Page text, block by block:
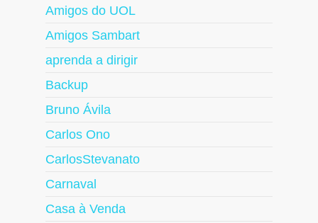
Amigos do UOL
Amigos Sambart
aprenda a dirigir
Backup
Bruno Ávila
Carlos Ono
CarlosStevanato
Carnaval
Casa à Venda